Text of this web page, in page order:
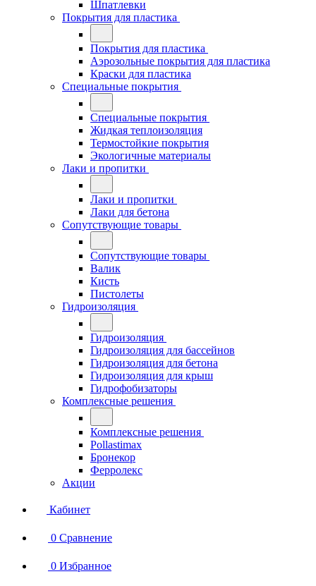
Шпатлевки
Покрытия для пластика
Покрытия для пластика
Аэрозольные покрытия для пластика
Краски для пластика
Специальные покрытия
Специальные покрытия
Жидкая теплоизоляция
Термостойкие покрытия
Экологичные материалы
Лаки и пропитки
Лаки и пропитки
Лаки для бетона
Сопутствующие товары
Сопутствующие товары
Валик
Кисть
Пистолеты
Гидроизоляция
Гидроизоляция
Гидроизоляция для бассейнов
Гидроизоляция для бетона
Гидроизоляция для крыш
Гидрофобизаторы
Комплексные решения
Комплексные решения
Pollastimax
Бронекор
Ферролекс
Акции
Кабинет
0 Сравнение
0 Избранное